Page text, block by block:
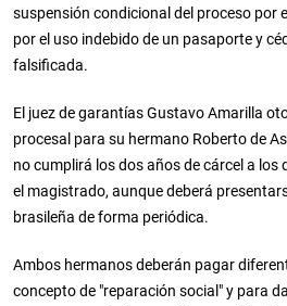
suspensión condicional del proceso por
por el uso indebido de un pasaporte y
falsificada.
El juez de garantías Gustavo Amarilla
procesal para su hermano Roberto de
no cumplirá los dos años de cárcel a los
el magistrado, aunque deberá
brasileña de forma periódica.
Ambos hermanos deberán pagar
concepto de "reparación social" y para